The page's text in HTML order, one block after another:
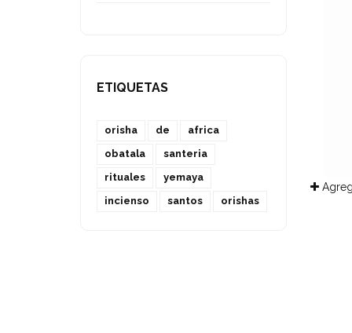
ETIQUETAS
orisha de
africa
obatala
santeria
rituales
yemaya
incienso
santos orishas